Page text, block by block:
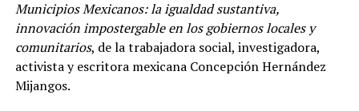
Municipios Mexicanos: la igualdad sustantiva,
innovación impostergable en los gobiernos locales y
comunitarios, de la trabajadora social, investigadora,
activista y escritora mexicana Concepción Hernández
Mijangos.